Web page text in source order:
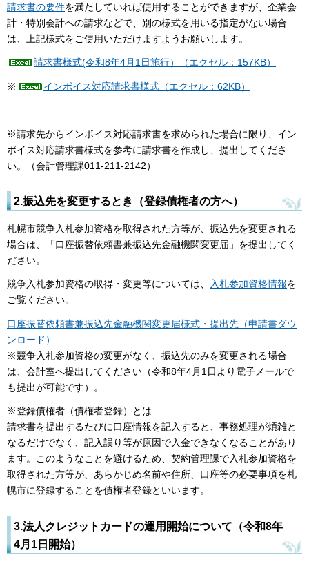
請求書の要件を満たしていれば使用することができますが、企業会
計・特別会計への請求などで、別の様式を用いる指定がない場合
は、上記様式をご使用いただけますようお願いします。
請求書様式(令和8年4月1日施行）（エクセル：157KB）
※ インボイス対応請求書様式（エクセル：62KB）
※請求先からインボイス対応請求書を求められた場合に限り、イン
ボイス対応請求書様式を参考に請求書を作成し、提出してくださ
い。（会計管理課011-211-2142）
2.振込先を変更するとき（登録債権者の方へ）
札幌市競争入札参加資格を取得された方等が、振込先を変更される
場合は、「口座振替依頼書兼振込先金融機関変更届」を提出してく
ださい。
競争入札参加資格の取得・変更等については、 入札参加資格情報を
ご覧ください。
口座振替依頼書兼振込先金融機関変更届様式・提出先（申請書ダウ
ンロード）
※競争入札参加資格の変更がなく、振込先のみを変更される場合
は、会計室へ提出してください（令和8年4月1日より電子メールで
も提出が可能です）。
※登録債権者（債権者登録）とは
請求書を提出するたびに口座情報を記入すると、事務処理が煩雑と
なるだけでなく、記入誤り等が原因で入金できなくなることがあり
ます。このようなことを避けるため、契約管理課で入札参加資格を
取得された方等が、あらかじめ名前や住所、口座等の必要事項を札
幌市に登録することを債権者登録といいます。
3.法人クレジットカードの運用開始について（令和8年
4月1日開始）